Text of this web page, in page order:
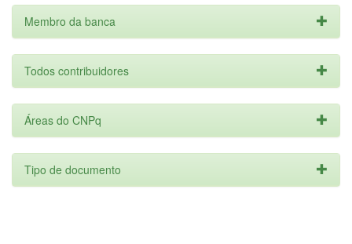
Membro da banca
Todos contribuidores
Áreas do CNPq
Tipo de documento